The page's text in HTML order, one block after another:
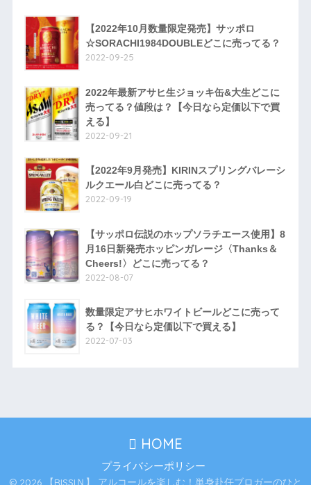
【2022年10月数量限定発売】サッポロ
☆SORACHI1984DOUBLEどこに売ってる？
2022-09-25
2022年最新アサヒ生ジョッキ缶&大生どこに
売ってる？値段は？【今日なら定価以下で買
える】
2022-09-21
【2022年9月発売】KIRINスプリングバレーシ
ルクエール白どこに売ってる？
2022-09-19
【サッポロ伝説のホップソラチエース使用】8
月16日新発売ホッピンガレージ〈Thanks＆
Cheers!〉どこに売ってる？
2022-08-07
数量限定アサヒホワイトビールどこに売って
る？【今日なら定価以下で買える】
2022-07-03
HOME
プライバシーポリシー
© 2026 【RISSIＮ】 アルコールを楽しむ！単身赴任ブロガーのひと